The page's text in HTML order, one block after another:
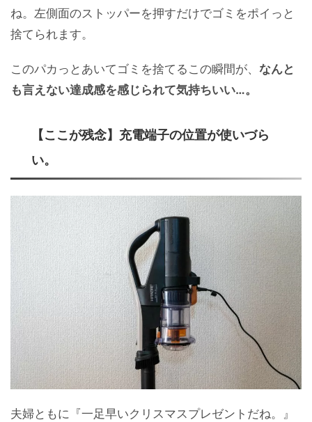
ね。左側面のストッパーを押すだけでゴミをポイっと
捨てられます。
このパカっとあいてゴミを捨てるこの瞬間が、 なんと
も言えない達成感を感じられて気持ちいい…。
【ここが残念】充電端子の位置が使いづら
い。
夫婦ともに『一足早いクリスマスプレゼントだね。』